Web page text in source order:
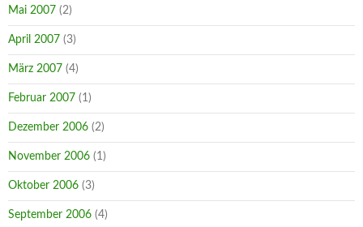
Mai 2007 (2)
April 2007 (3)
März 2007 (4)
Februar 2007 (1)
Dezember 2006 (2)
November 2006 (1)
Oktober 2006 (3)
September 2006 (4)